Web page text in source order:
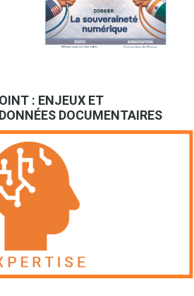
: ENJEUX ET
DOCUMENTAIRES